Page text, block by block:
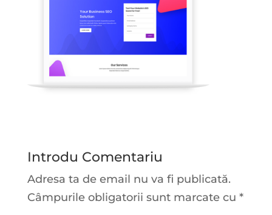
Introdu Comentariu
Adresa ta de email nu va fi publicată.
Câmpurile obligatorii sunt marcate cu *